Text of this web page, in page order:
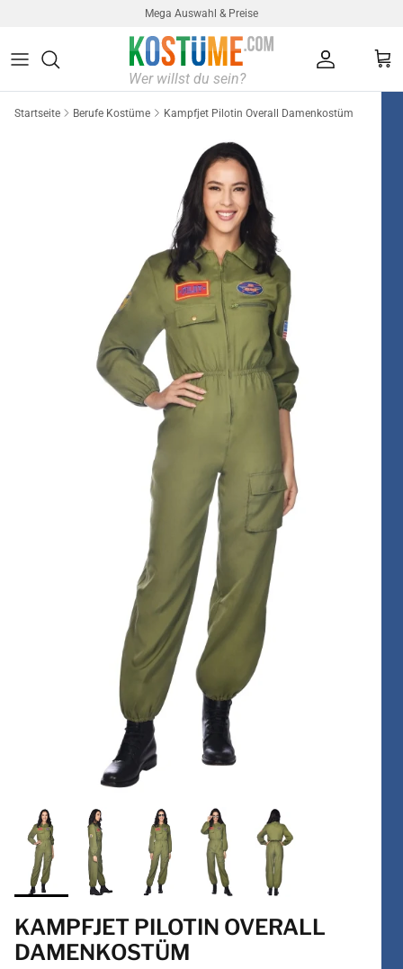
Mega Auswahl & Preise
Startseite Berufe Kostüme Kampfjet Pilotin Overall Damenkostüm
KAMPFJET PILOTIN OVERALL
DAMENKOSTÜM